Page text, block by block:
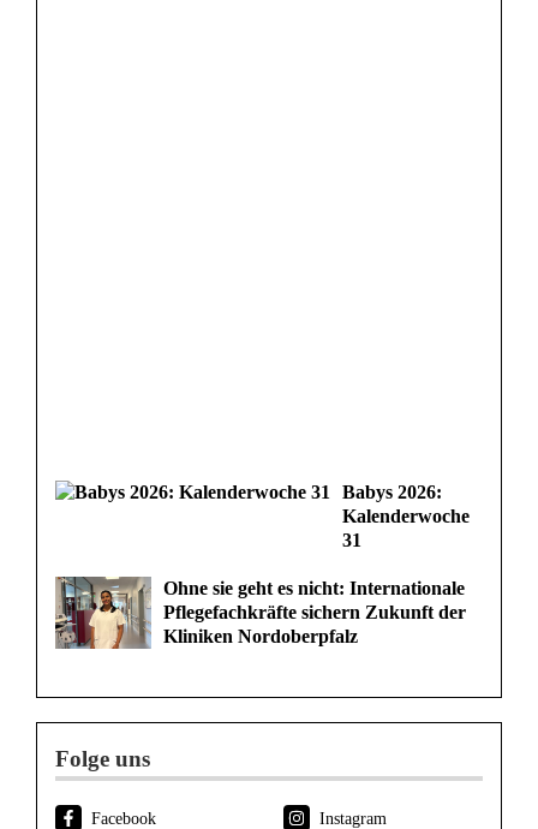
Babys 2026:
Kalenderwoche
31
Ohne sie geht es nicht: Internationale
Pflegefachkräfte sichern Zukunft der
Kliniken Nordoberpfalz
Folge uns
Facebook
Instagram